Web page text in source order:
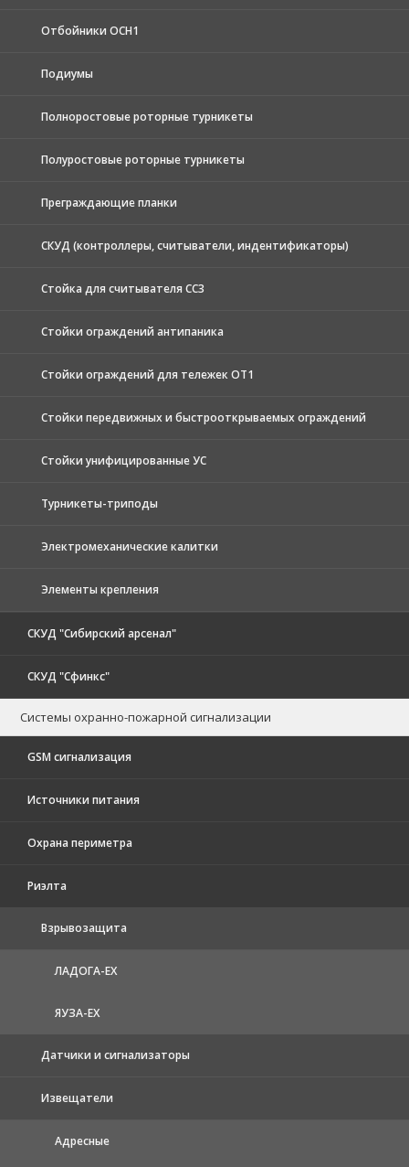
Отбойники ОСН1
Подиумы
Полноростовые роторные турникеты
Полуростовые роторные турникеты
Преграждающие планки
СКУД (контроллеры, считыватели, индентификаторы)
Стойка для считывателя СС3
Стойки ограждений антипаника
Стойки ограждений для тележек ОТ1
Стойки передвижных и быстрооткрываемых ограждений
Стойки унифицированные УС
Турникеты-триподы
Электромеханические калитки
Элементы крепления
СКУД "Сибирский арсенал"
СКУД "Сфинкс"
Системы охранно-пожарной сигнализации
GSM сигнализация
Источники питания
Охрана периметра
Риэлта
Взрывозащита
ЛАДОГА-EX
ЯУЗА-ЕХ
Датчики и сигнализаторы
Извещатели
Адресные